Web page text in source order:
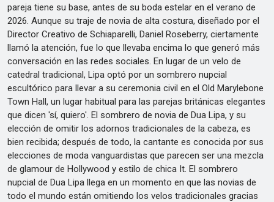
pareja tiene su base, antes de su boda estelar en el verano de
2026. Aunque su traje de novia de alta costura, diseñado por el
Director Creativo de Schiaparelli, Daniel Roseberry, ciertamente
llamó la atención, fue lo que llevaba encima lo que generó más
conversación en las redes sociales. En lugar de un velo de
catedral tradicional, Lipa optó por un sombrero nupcial
escultórico para llevar a su ceremonia civil en el Old Marylebone
Town Hall, un lugar habitual para las parejas británicas elegantes
que dicen 'sí, quiero'. El sombrero de novia de Dua Lipa, y su
elección de omitir los adornos tradicionales de la cabeza, es
bien recibida; después de todo, la cantante es conocida por sus
elecciones de moda vanguardistas que parecen ser una mezcla
de glamour de Hollywood y estilo de chica It. El sombrero
nupcial de Dua Lipa llega en un momento en que las novias de
todo el mundo están omitiendo los velos tradicionales gracias